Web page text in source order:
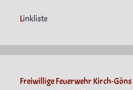
Linkliste
Freiwillige Feuerwehr Kirch-Göns